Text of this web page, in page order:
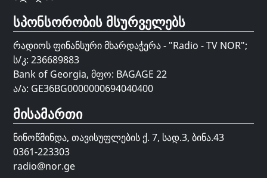
სპონსორობის მსურველებს
რადიოს ფინანსური მხარდაჭერა - "Radio - TV NOR";
ს/კ: 236689883
Bank of Georgia, მფო: BAGAGE 22
ა/ა: GE36BG0000000694040400
მისამართი
ნინოწმინდა, თავისუფლების ქ. 7, სად.3, ბინა.43
0361-223303
radio@nor.ge